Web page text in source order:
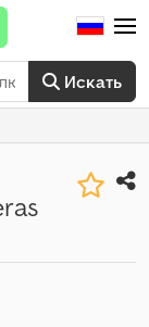
Искать